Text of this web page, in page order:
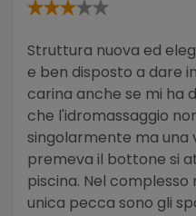
Struttura nuova ed
e ben disposto a dare
carina anche se mi ha
che l'idromassaggio
singolarmente ma una
premeva il bottone si
piscina. Nel
unica pecca sono gli